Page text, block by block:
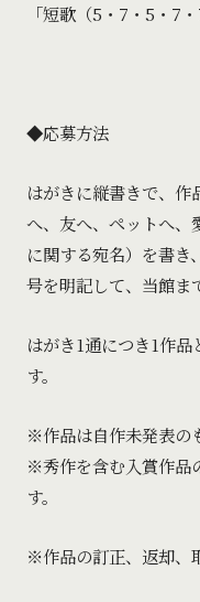
「短歌（5・7・5・7
◆応募方法
はがきに縦書きで、
へ、友へ、ペットへ、
に関する宛名）を書き
号を明記して、当館ま
はがき1通につき1作
す。
※作品は自作未発表の
※秀作を含む入賞作品
す。
※作品の訂正、返却、